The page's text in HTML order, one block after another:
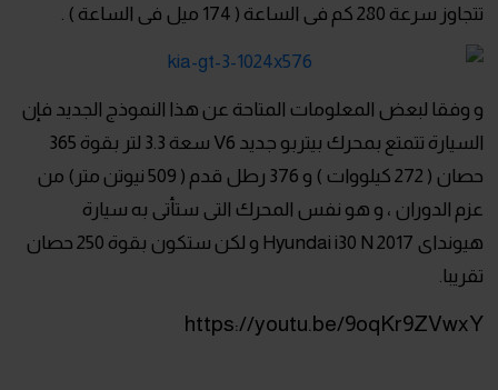
تتجاوز سرعة 280 كم فى الساعة ( 174 ميل فى الساعة ) .
و وفقا لبعض المعلومات المتاحة عن هذا النموذج الجديد فإن
السيارة تتمتع بمحرك بيتربو جديد V6 سعة 3.3 لتر بقوة 365
حصان ( 272 كيلووات ) و 376 رطل قدم ( 509 نيوتن متر) من
عزم الدوران ، و هو نفس المحرك التى ستأتى به سيارة
هيونداى 2017 Hyundai i30 N و لكن ستكون بقوة 250 حصان
تقريبا.
https://youtu.be/9oqKr9ZVwxY